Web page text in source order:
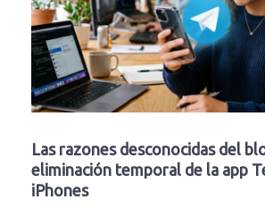
Las razones desconocidas del
eliminación temporal de la app
iPhones